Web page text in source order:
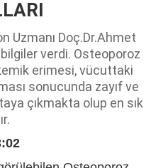
Uzmanı Doç.Dr.Ahmet
verdi. Osteoporoz
erimesi, vücuttaki
sonucunda zayıf ve
çıkmakta olup en sık